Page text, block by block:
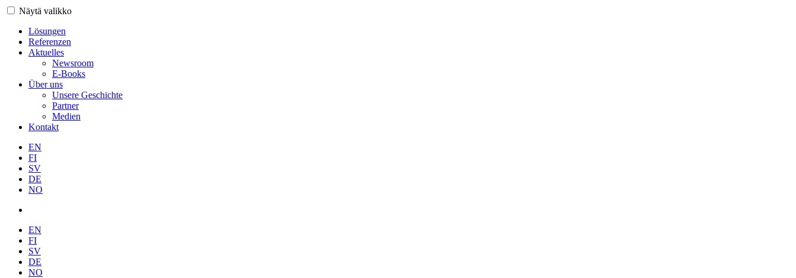
Näytä valikko
Lösungen
Referenzen
Aktuelles
Newsroom
E-Books
Über uns
Unsere Geschichte
Partner
Medien
Kontakt
EN
FI
SV
DE
NO
EN
FI
SV
DE
NO